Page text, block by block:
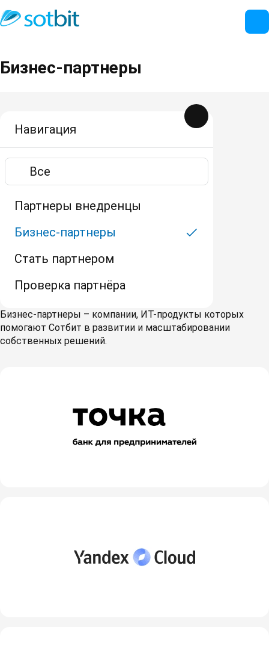
Бизнес-партнеры
Навигация
Все
Партнеры внедренцы
Бизнес-партнеры
Стать партнером
Проверка партнёра
Бизнес-партнеры – компании, ИТ-продукты которых
помогают Сотбит в развитии и масштабировании
собственных решений.